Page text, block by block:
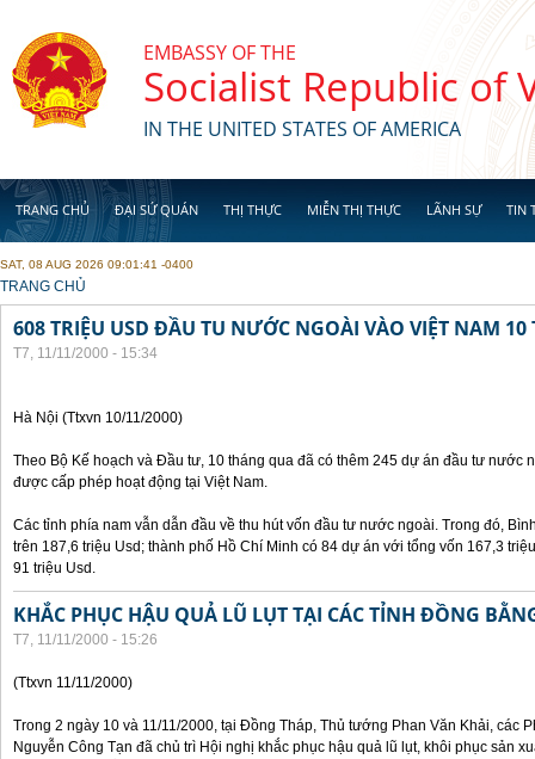
EMBASSY OF THE
Socialist Republic of
IN THE UNITED STATES OF AMERICA
TRANG CHỦ ĐẠI SỨ QUÁN THỊ THỰC MIỄN THỊ THỰC LÃNH SỰ TIN
SAT, 08 AUG 2026 09:01:41 -0400
YOU ARE HERE
TRANG CHỦ
608 TRIỆU USD ĐẦU TU NƯỚC NGOÀI VÀO VIỆT NAM 10
T7, 11/11/2000 - 15:34
Hà Nội (Ttxvn 10/11/2000)
Theo Bộ Kế hoạch và Đầu tư, 10 tháng qua đã có thêm 245 dự án đầu tư nước
được cấp phép hoạt động tại Việt Nam.
Các tỉnh phía nam vẫn dẫn đầu về thu hút vốn đầu tư nước ngoài. Trong đó,
trên 187,6 triệu Usd; thành phố Hồ Chí Minh có 84 dự án với tổng vốn 167,3
91 triệu Usd.
KHẮC PHỤC HẬU QUẢ LŨ LỤT TẠI CÁC TỈNH ĐỒNG
T7, 11/11/2000 - 15:26
(Ttxvn 11/11/2000)
Trong 2 ngày 10 và 11/11/2000, tại Đồng Tháp, Thủ tướng Phan Văn Khải, các
Nguyễn Công Tạn đã chủ trì Hội nghị khắc phục hậu quả lũ lụt, khôi phục sản